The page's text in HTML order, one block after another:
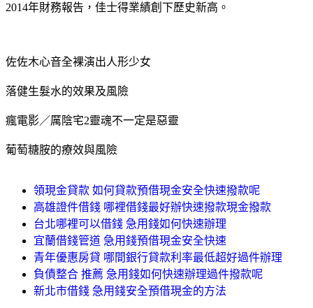
2014年財務報告，佳士得業績創下歷史新高。
佐佐木心音全裸演出人形少女
落健生髮水的效果及風險
瘋電影／厲陰宅2靈魂不一定是惡靈
葡萄糖胺的療效與風險
領現金貸款 如何貸款預借現金安全快速撥款呢
高雄證件借錢 哪裡借錢最好辦快速撥款現金撥款
台北哪裡可以借錢 急用錢如何快速辦理
宜蘭借錢管道 急用錢預借現金安全快速
青年優惠房貸 哪間銀行貸款利率最低超好過件辦理
負債整合 推薦 急用錢如何快速辦理過件撥款呢
新北市借錢 急用錢安全預借現金的方法